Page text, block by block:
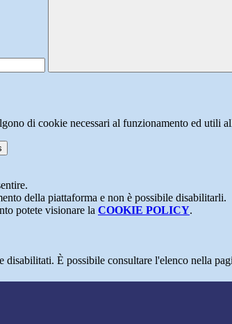
di cookie necessari al funzionamento ed utili
della piattaforma e non è possibile disabilitarli.
potete visionare la COOKIE POLICY.
disabilitati. È possibile consultare l'elenco nella